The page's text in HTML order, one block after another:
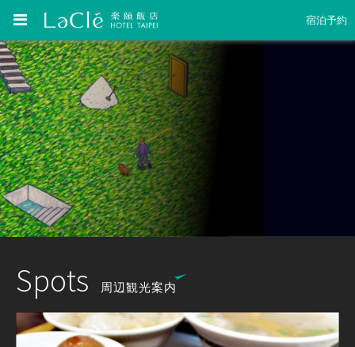
宿泊予約
Spots 周辺観光案内